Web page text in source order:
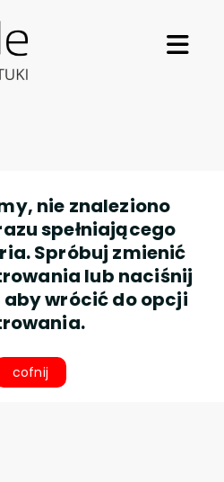
nie znaleziono
spełniającego
Spróbuj zmienić
lub naciśnij
wrócić do opcji
cofnij